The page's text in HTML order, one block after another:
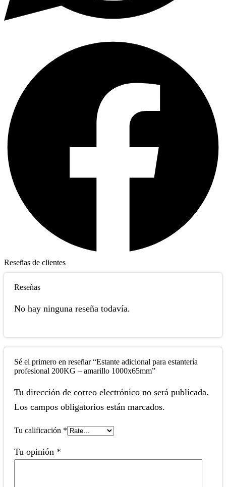
Reseñas de clientes
Reseñas
No hay ninguna reseña todavía.
Sé el primero en reseñar “Estante adicional para estantería
profesional 200KG – amarillo 1000x65mm”
Tu dirección de correo electrónico no será publicada.
Los campos obligatorios están marcados.
Tu calificación *
Tu opinión *